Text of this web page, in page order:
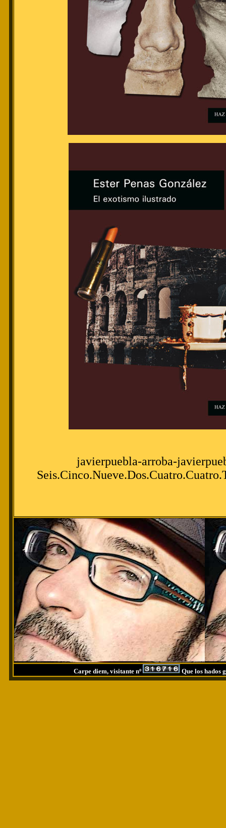
javierpuebla-arroba-
Carpe diem, visitante nº Que los hados